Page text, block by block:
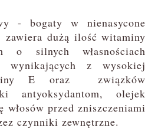
- bogaty w nienasycone
zawiera dużą ilość witaminy
silnych własnościach
wynikających z wysokiej
E oraz związków
antyoksydantom, olejek
włosów przed zniszczeniami
czynniki zewnętrzne.